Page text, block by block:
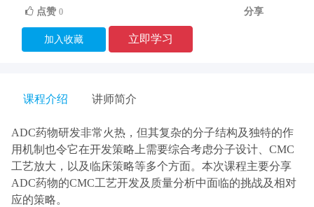
点赞 0 分享
加入收藏 立即学习
课程介绍 讲师简介
ADC药物研发非常火热，但其复杂的分子结构及独特的作
用机制也令它在开发策略上需要综合考虑分子设计、CMC
工艺放大，以及临床策略等多个方面。本次课程主要分享
ADC药物的CMC工艺开发及质量分析中面临的挑战及相对
应的策略。